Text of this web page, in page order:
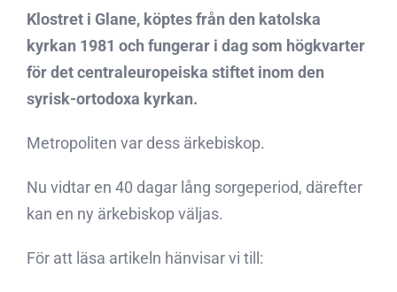
Klostret i Glane, köptes från den katolska
kyrkan 1981 och fungerar i dag som högkvarter
för det centraleuropeiska stiftet inom den
syrisk-ortodoxa kyrkan.
Metropoliten var dess ärkebiskop.
Nu vidtar en 40 dagar lång sorgeperiod, därefter
kan en ny ärkebiskop väljas.
För att läsa artikeln hänvisar vi till: